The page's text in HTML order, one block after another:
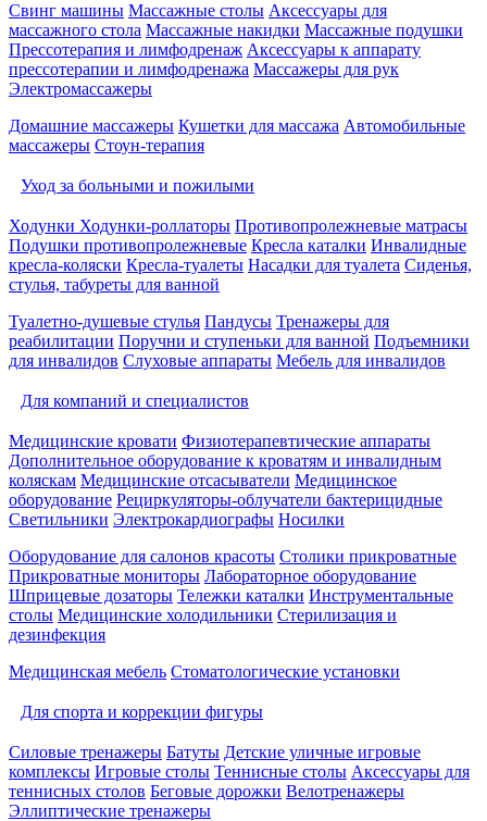
Свинг машины Массажные столы Аксессуары для
массажного стола Массажные накидки Массажные подушки
Прессотерапия и лимфодренаж Аксессуары к аппарату
прессотерапии и лимфодренажа Массажеры для рук
Электромассажеры
Домашние массажеры Кушетки для массажа Автомобильные
массажеры Стоун-терапия
Уход за больными и пожилыми
Ходунки Ходунки-роллаторы Противопролежневые матрасы
Подушки противопролежневые Кресла каталки Инвалидные
кресла-коляски Кресла-туалеты Насадки для туалета Сиденья,
стулья, табуреты для ванной
Туалетно-душевые стулья Пандусы Тренажеры для
реабилитации Поручни и ступеньки для ванной Подъемники
для инвалидов Слуховые аппараты Мебель для инвалидов
Для компаний и специалистов
Медицинские кровати Физиотерапевтические аппараты
Дополнительное оборудование к кроватям и инвалидным
коляскам Медицинские отсасыватели Медицинское
оборудование Рециркуляторы-облучатели бактерицидные
Светильники Электрокардиографы Носилки
Оборудование для салонов красоты Столики прикроватные
Прикроватные мониторы Лабораторное оборудование
Шприцевые дозаторы Тележки каталки Инструментальные
столы Медицинские холодильники Стерилизация и
дезинфекция
Медицинская мебель Стоматологические установки
Для спорта и коррекции фигуры
Силовые тренажеры Батуты Детские уличные игровые
комплексы Игровые столы Теннисные столы Аксессуары для
теннисных столов Беговые дорожки Велотренажеры
Эллиптические тренажеры